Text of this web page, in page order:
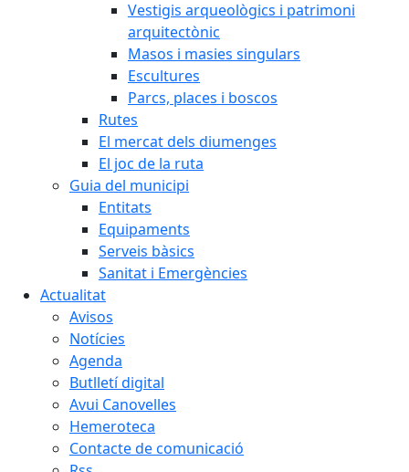
Vestigis arqueològics i patrimoni
arquitectònic
Masos i masies singulars
Escultures
Parcs, places i boscos
Rutes
El mercat dels diumenges
El joc de la ruta
Guia del municipi
Entitats
Equipaments
Serveis bàsics
Sanitat i Emergències
Actualitat
Avisos
Notícies
Agenda
Butlletí digital
Avui Canovelles
Hemeroteca
Contacte de comunicació